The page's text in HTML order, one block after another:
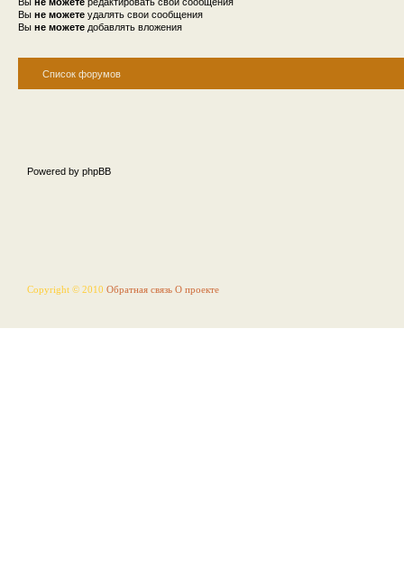
Вы не можете удалять свои сообщения
Вы не можете добавлять вложения
Список форумов
Powered by phpBB
Copyright © 2010 Обратная связь О проекте